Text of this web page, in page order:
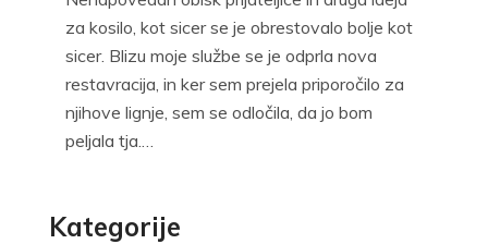
za kosilo, kot sicer se je obrestovalo bolje kot
sicer. Blizu moje službe se je odprla nova
restavracija, in ker sem prejela priporočilo za
njihove lignje, sem se odločila, da jo bom
peljala tja.…
Kategorije